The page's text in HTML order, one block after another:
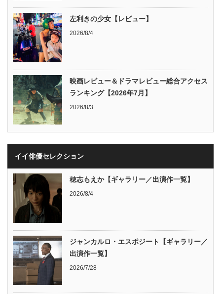
左利きの少女【レビュー】
2026/8/4
映画レビュー＆ドラマレビュー総合アクセス
ランキング【2026年7月】
2026/8/3
イイ俳優セレクション
穂志もえか【ギャラリー／出演作一覧】
2026/8/4
ジャンカルロ・エスポジート【ギャラリー／
出演作一覧】
2026/7/28